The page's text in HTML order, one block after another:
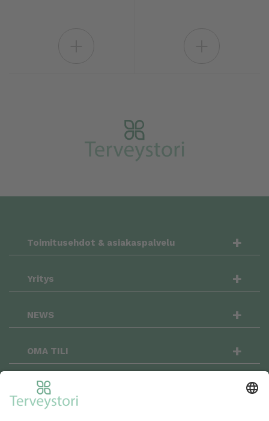
Toimitusehdot & asiakaspalvelu +
Yritys +
NEWS +
OMA TILI +
OSTOSKORI